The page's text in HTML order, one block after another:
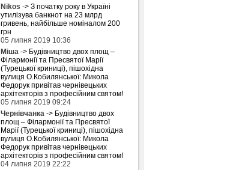
Nikos -> З початку року в Україні
утилізува банкнот на 23 млрд
гривень, найбільше номіналом 200
грн
05 липня 2019 10:36
Міша -> Будівництво двох площ –
Філармонії та Пресвятої Марії
(Турецької криниці), пішохідна
вулиця О.Кобилянської: Микола
Федорук привітав чернівецьких
архітекторів з професійним святом!
05 липня 2019 09:24
Чернівчанка -> Будівництво двох
площ – Філармонії та Пресвятої
Марії (Турецької криниці), пішохідна
вулиця О.Кобилянської: Микола
Федорук привітав чернівецьких
архітекторів з професійним святом!
04 липня 2019 22:22